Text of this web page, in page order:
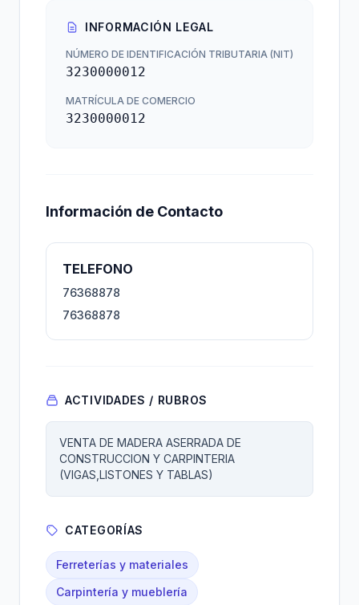
INFORMACIÓN LEGAL
NÚMERO DE IDENTIFICACIÓN TRIBUTARIA (NIT)
3230000012
MATRÍCULA DE COMERCIO
3230000012
Información de Contacto
TELEFONO
76368878
76368878
ACTIVIDADES / RUBROS
VENTA DE MADERA ASERRADA DE
CONSTRUCCION Y CARPINTERIA
(VIGAS,LISTONES Y TABLAS)
CATEGORÍAS
Ferreterías y materiales
Carpintería y mueblería